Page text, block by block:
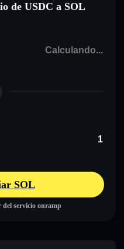
de USDC a SOL
SOL
del servicio onramp